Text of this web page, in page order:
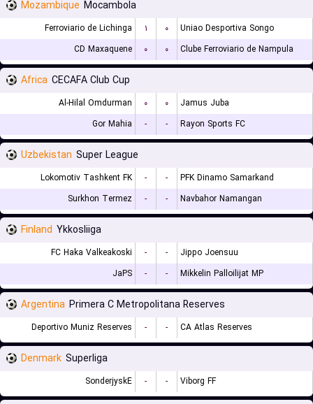
Mozambique Mocambola
Ferroviario de Lichinga ۱ ۰
Uniao Desportiva Songo
CD Maxaquene
۰ ۰ Clube Ferroviario de Nampula
Africa CECAFA Club Cup
Al-Hilal Omdurman ۰ ۰
Jamus Juba
Gor Mahia
- - Rayon Sports FC
Uzbekistan Super League
Lokomotiv Tashkent FK - -
PFK Dinamo Samarkand
Surkhon Termez
- - Navbahor Namangan
Finland Ykkosliiga
FC Haka Valkeakoski - -
Jippo Joensuu
JaPS
- - Mikkelin Palloilijat MP
Argentina Primera C Metropolitana Reserves
Deportivo Muniz Reserves - - CA Atlas Reserves
Denmark Superliga
SonderjyskE - - Viborg FF